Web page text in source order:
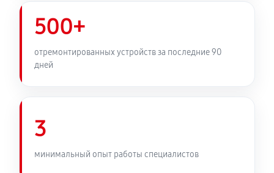
500+
отремонтированных устройств за последние 90
дней
3
минимальный опыт работы специалистов